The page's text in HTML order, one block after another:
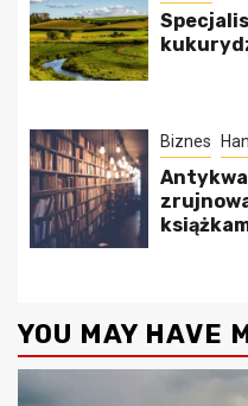
Biznes
YOU MAY HAVE